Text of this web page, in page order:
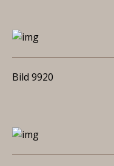
Bild 9920